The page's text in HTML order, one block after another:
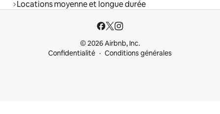
Locations moyenne et longue durée
© 2026 Airbnb, Inc.
Confidentialité
Conditions générales